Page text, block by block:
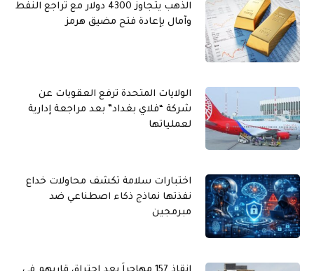
الذهب يتجاوز 4300 دولار مع تراجع النفط
وآمال بإعادة فتح مضيق هرمز
الولايات المتحدة ترفع العقوبات عن
شركة “فلاي بغداد” بعد مراجعة إدارية
لعملياتها
اختبارات سلامة تكشف محاولات خداع
نفذتها نماذج ذكاء اصطناعي ضد
مبرمجين